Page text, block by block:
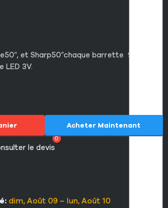
et Sharp50″chaque barrette 981 mm
LED 3V.
le devis
0
Acheter Maintenant
dim, Août 09 – lun, Août 10